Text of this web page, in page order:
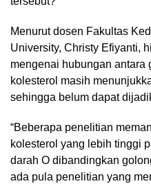
Menurut dosen Fakultas
University, Christy Efiyanti,
mengenai hubungan antara
kolesterol masih
sehingga belum dapat
“Beberapa penelitian
kolesterol yang lebih tinggi
darah O dibandingkan
ada pula penelitian yang